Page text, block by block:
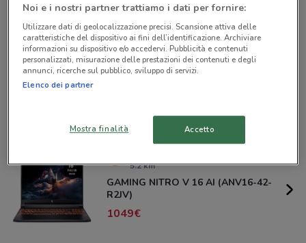
Unieuro
5.2 km
HP 15-fd0126nl
5.2 km
GAMING NITRO V 16 AI (ANV16-42-
R2JV)
1049
Noi e i nostri partner trattiamo i dati per fornire:
Utilizzare dati di geolocalizzazione precisi. Scansione attiva delle
caratteristiche del dispositivo ai fini dell’identificazione. Archiviare
informazioni su dispositivo e/o accedervi. Pubblicità e contenuti
personalizzati, misurazione delle prestazioni dei contenuti e degli
annunci, ricerche sul pubblico, sviluppo di servizi.
Elenco dei partner
Mostra finalità Accetto